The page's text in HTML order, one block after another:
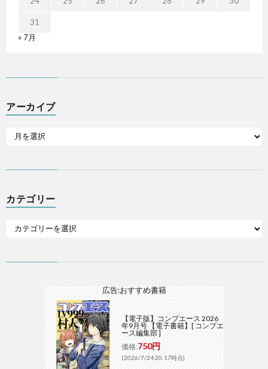
31
« 7月
アーカイブ
カテゴリー
広告:おすすめ書籍
【電子版】コンプエース 2026
年9月号 【電子書籍】[ コンプエ
ース編集部 ]
価格:750円
(2026/7/24 20:17時点)